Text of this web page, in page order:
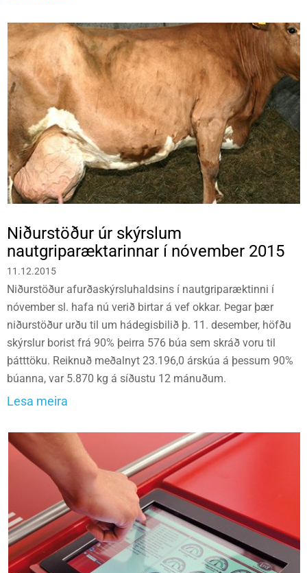
Niðurstöður úr skýrslum
nautgriparæktarinnar í nóvember 2015
11.12.2015
Niðurstöður afurðaskýrsluhaldsins í nautgriparæktinni í
nóvember sl. hafa nú verið birtar á vef okkar. Þegar þær
niðurstöður urðu til um hádegisbilið þ. 11. desember, höfðu
skýrslur borist frá 90% þeirra 576 búa sem skráð voru til
þátttöku. Reiknuð meðalnyt 23.196,0 árskúa á þessum 90%
búanna, var 5.870 kg á síðustu 12 mánuðum.
Lesa meira